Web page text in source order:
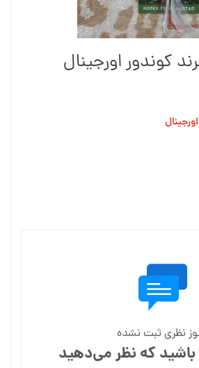
کوندور اورجینال
نظری ثبت نشده
باشید که نظر می‌دهید